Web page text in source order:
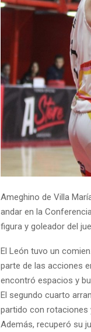
Ameghino de Villa
andar en la
figura y goleador del
El León tuvo un
parte de las acciones
encontró espacios y
El segundo cuarto
partido con rotaciones
Además, recuperó su